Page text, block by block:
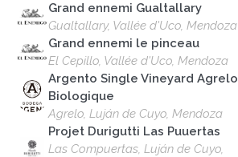
Grand ennemi Gualtallary
Gualtallary, Vallée d'Uco, Mendoza
Grand ennemi le pinceau
El Cepillo, Vallée d'Uco, Mendoza
Argento Single Vineyard Agrelo
Biologique
Agrelo, Luján de Cuyo, Mendoza
Projet Durigutti Las Puuertas
Las Compuertas, Luján de Cuyo,